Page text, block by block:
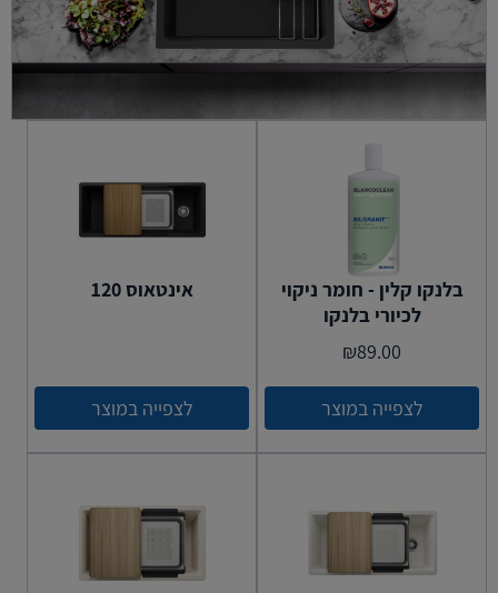
בלנקו קלין - חומר ניקוי
לכיורי בלנקו
₪89.00
לצפייה במוצר
אינטאוס 120
לצפייה במוצר